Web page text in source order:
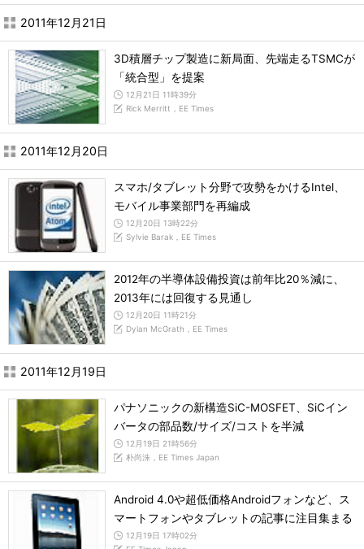
2011年12月21日
3D積層チップ製造に新局面、先端走るTSMCが
「統合型」を提案
12月21日 11時39分
Rick Merritt，EE Times
2011年12月20日
スマホ/タブレット分野で攻勢をかけるIntel、
モバイル事業部門を再編成
12月20日 13時22分
Sylvie Barak，EE Times
2012年の半導体設備投資は前年比20％減に、
2013年には回復する見通し
12月20日 11時21分
Dylan McGrath，EE Times
2011年12月19日
パナソニックの新構造SiC-MOSFET、SiCイン
バータの部品数/サイズ/コストを半減
12月19日 21時56分
朴尚洙，EE Times Japan
Android 4.0や超低価格Androidフォンなど、ス
マートフォンやタブレットの記事に注目集まる
12月19日 17時02分